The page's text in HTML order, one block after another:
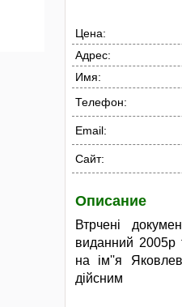
Цена:
Адрес:
Имя:
Телефон:
Email:
Сайт:
Описание
Втрчені
виданний 2005р
на ім''я
дійсним